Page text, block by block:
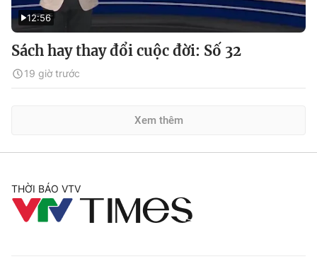
12:56
Sách hay thay đổi cuộc đời: Số 32
19 giờ trước
Xem thêm
THỜI BÁO VTV